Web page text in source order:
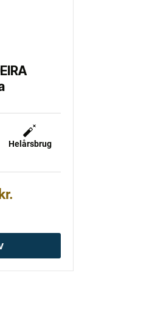
Helårsbrug
kr.